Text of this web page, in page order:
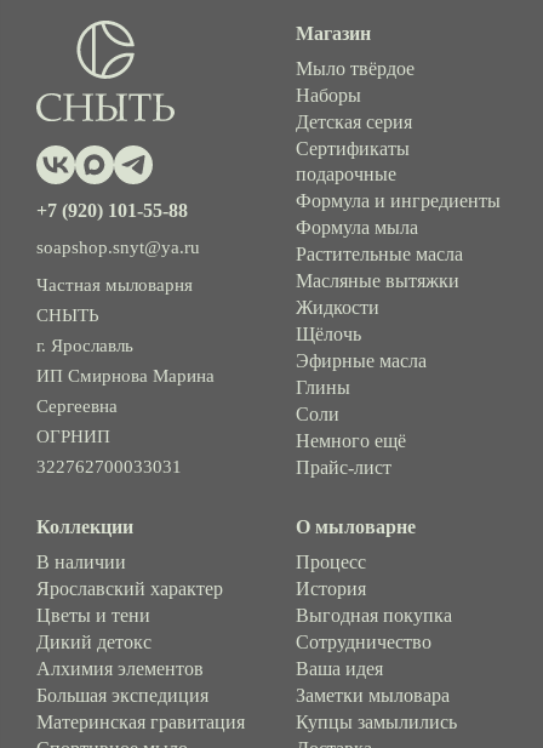
+7 (920) 101-55-88
soapshop.snyt@ya.ru
Частная мыловарня
СНЫТЬ
г. Ярославль
ИП Смирнова Марина
Сергеевна
ОГРНИП
322762700033031
Магазин
Мыло твёрдое
Наборы
Детская серия
Сертификаты
подарочные
Формула и ингредиенты
Формула мыла
Растительные масла
Масляные вытяжки
Жидкости
Щёлочь
Эфирные масла
Глины
Соли
Немного ещё
Прайс-лист
Коллекции
В наличии
Ярославский характер
Цветы и тени
Дикий детокс
Алхимия элементов
Большая экспедиция
Материнская гравитация
О мыловарне
Процесс
История
Выгодная покупка
Сотрудничество
Ваша идея
Заметки мыловара
Купцы замылились